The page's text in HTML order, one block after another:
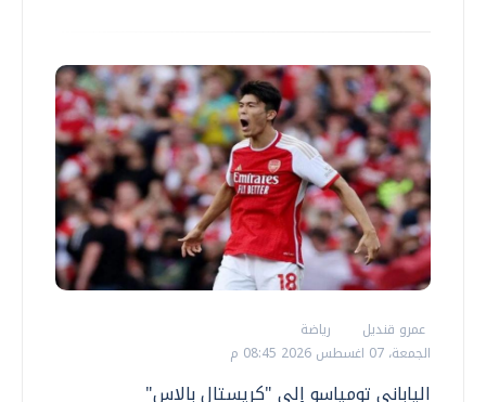
عمرو قنديل
رياضة
الجمعة، 07 اغسطس 2026 08:45 م
الياباني تومياسو إلى "كريستال بالاس"